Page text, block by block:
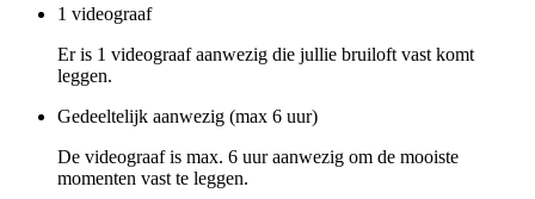
1 videograaf
Er is 1 videograaf aanwezig die jullie bruiloft vast komt
leggen.
Gedeeltelijk aanwezig (max 6 uur)
De videograaf is max. 6 uur aanwezig om de mooiste
momenten vast te leggen.